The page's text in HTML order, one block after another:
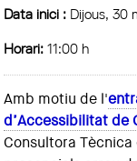
Data inici : Dijous, 30
Horari:11:00 h
Amb motiu de l'
d’Accessibilitat de
Consultora